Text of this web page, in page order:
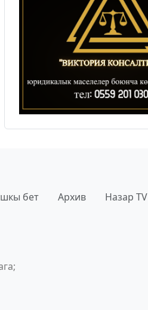
бет Архив Назар TV